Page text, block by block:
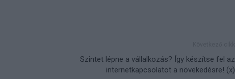
Szintet lépne a vállalkozás? Így készítse fel az
internetkapcsolatot a növekedésre! (x)